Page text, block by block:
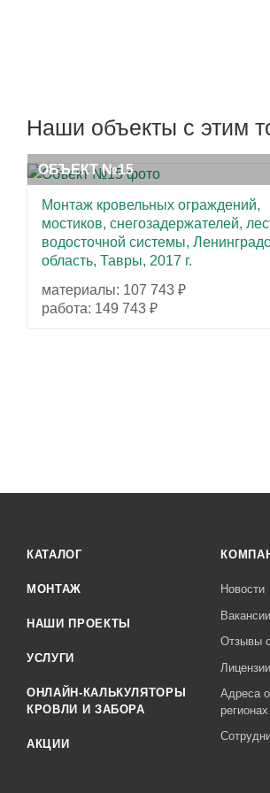
Наши объекты с этим
ОБЪЕКТ №15
Монтаж кровельных ограждений,
мостиков, снегозадержателей,
водосточной системы,
область, Тавры, 2017 г.
материалы: 107 743 ₽
работа: 149 743 ₽
КАТАЛОГ
МОНТАЖ
НАШИ ПРОЕКТЫ
УСЛУГИ
ОНЛАЙН-КАЛЬКУЛЯТОРЫ
КРОВЛИ И ЗАБОРА
АКЦИИ
Новости
Вакансии
Отзывы
Адреса
регионах